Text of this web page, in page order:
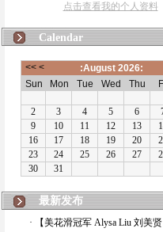
点击查看我的个人资料
Calendar
最新发布
· 【美花滑冠军 Alysa Liu 刘美贤